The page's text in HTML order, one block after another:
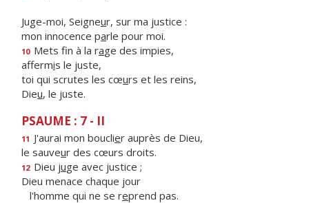
Juge-moi, Seigneur, sur ma justice :
mon innocence parle pour moi.
10 Mets fin à la rage des impies,
affermis le juste,
toi qui scrutes les cœurs et les reins,
Dieu, le juste.
PSAUME : 7 - II
11 J'aurai mon bouclier auprès de Dieu,
le sauveur des cœurs droits.
12 Dieu juge avec justice ;
Dieu menace chaque jour
l'homme qui ne se reprend pas.